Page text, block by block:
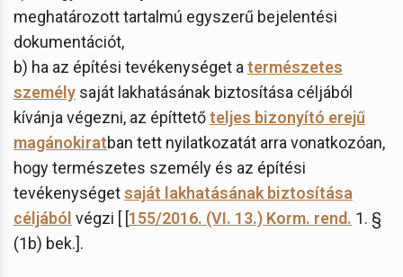
meghatározott tartalmú egyszerű bejelentési
dokumentációt,
b) ha az építési tevékenységet a természetes
személy saját lakhatásának biztosítása céljából
kívánja végezni, az építtetőteljes bizonyító erejű
magánokiratban tett nyilatkozatát arra vonatkozóan,
hogy természetes személy és az építési
tevékenységetsaját lakhatásának biztosítása
céljából végzi [ [155/2016. (VI. 13.) Korm. rend. 1. §
(1b) bek.].